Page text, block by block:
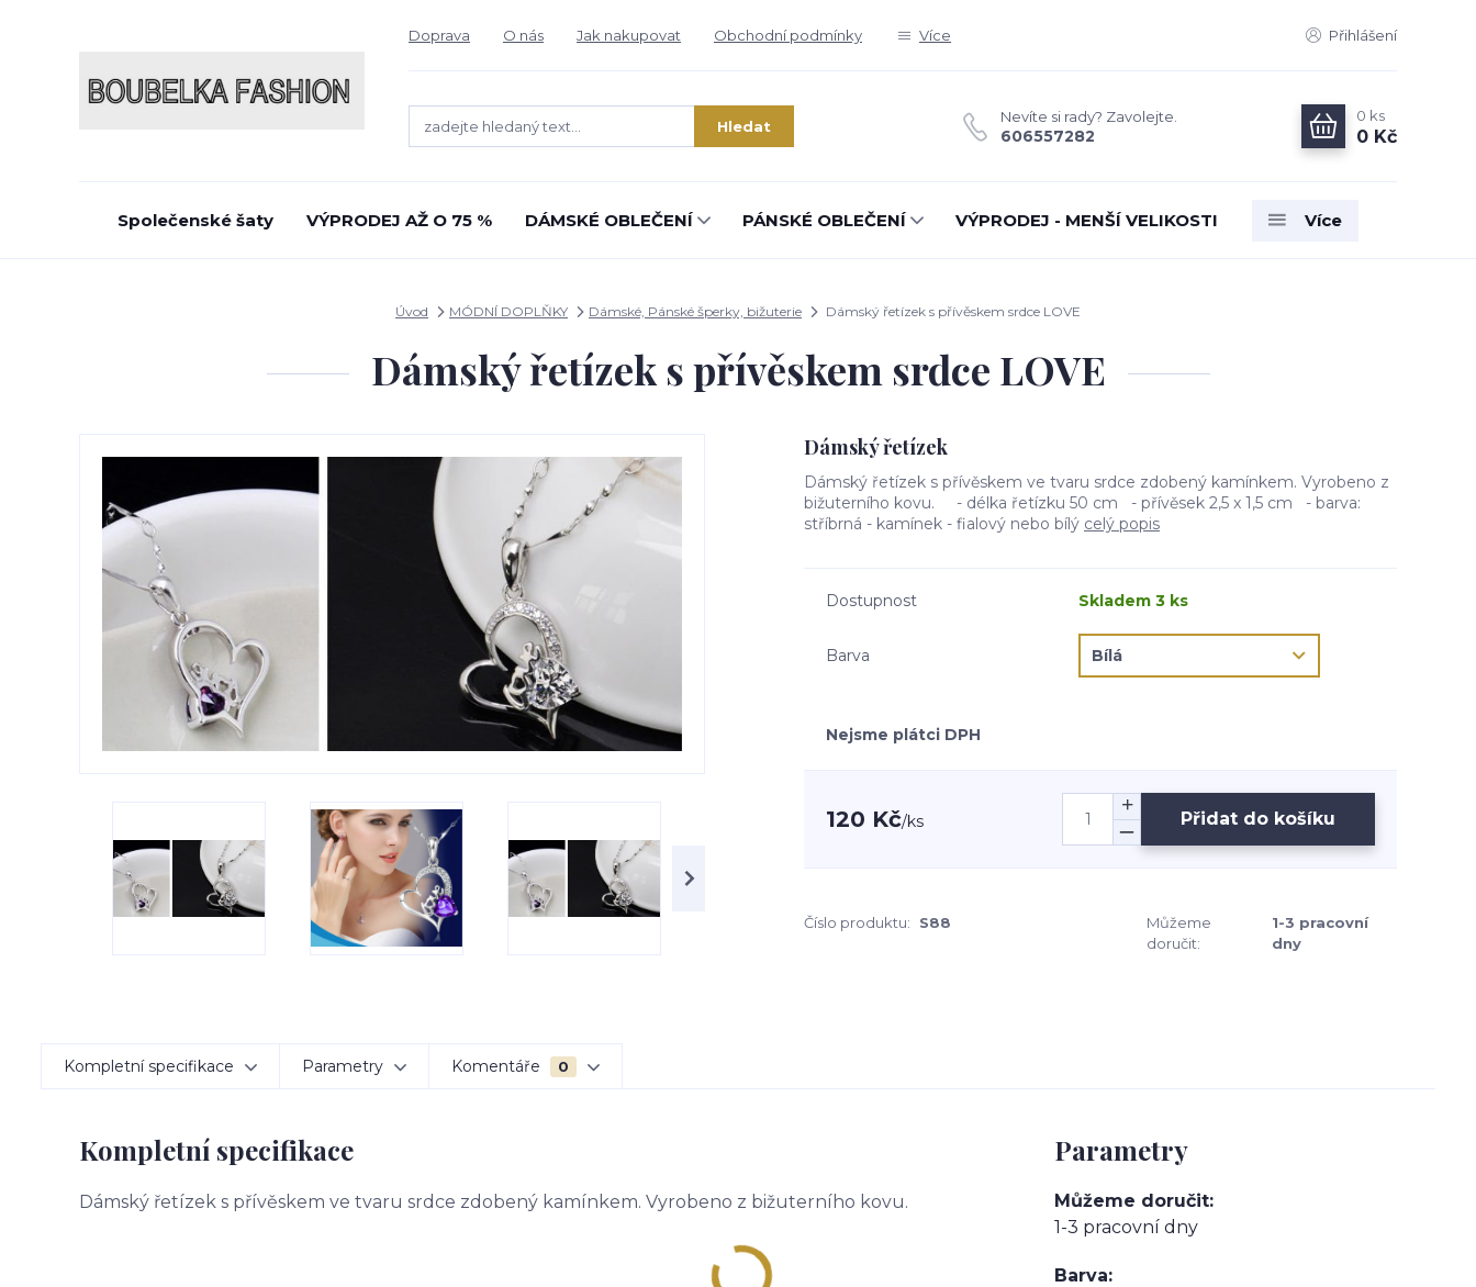
Doprava O nás Jak nakupovat Obchodní podmínky Více Přihlášení
Hledat
Nevíte si rady? Zavolejte.
606557282
0 ks
0 Kč
Společenské šaty VÝPRODEJ AŽ O 75 % DÁMSKÉ OBLEČENÍ PÁNSKÉ OBLEČENÍ VÝPRODEJ - MENŠÍ VELIKOSTI Více
Úvod MÓDNÍ DOPLŇKY Dámské, Pánské šperky, bižuterie Dámský řetízek s přívěskem srdce LOVE
Dámský řetízek s přívěskem srdce LOVE
Dámský řetízek
Dámský řetízek s přívěskem ve tvaru srdce zdobený kamínkem. Vyrobeno z
bižuterního kovu. - délka řetízku 50 cm - přívěsek 2,5 x 1,5 cm - barva:
stříbrná - kamínek - fialový nebo bílý celý popis
Dostupnost Skladem 3 ks
Barva
Nejsme plátci DPH
120 Kč/ks Přidat do košíku
Číslo produktu: S88
Můžeme
doručit:
1-3 pracovní
dny
Kompletní specifikace Parametry Komentáře 0
Kompletní specifikace
Dámský řetízek s přívěskem ve tvaru srdce zdobený kamínkem. Vyrobeno z bižuterního kovu.
Parametry
Můžeme doručit
1-3 pracovní dny
Barva